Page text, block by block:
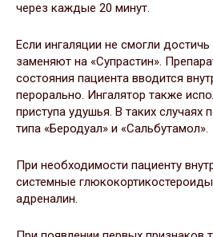
через каждые 20 минут.
Если ингаляции не смогли достичь
заменяют на «Супрастин».
состояния пациента вводится
перорально. Ингалятор также
приступа удушья. В таких случаях
типа «Беродуал» и «Сальбутамол».
При необходимости пациенту
системные
адреналин.